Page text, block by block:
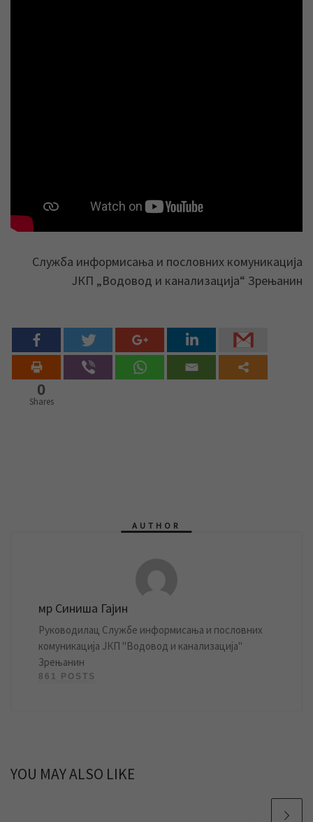
Служба информисања и пословних комуникација
ЈКП „Водовод и канализација“ Зрењанин
0
Shares
AUTHOR
мр Синиша Гајин
Руководилац Службе информисања и пословних
комуникација ЈКП "Водовод и канализација"
Зрењанин
861 POSTS
YOU MAY ALSO LIKE